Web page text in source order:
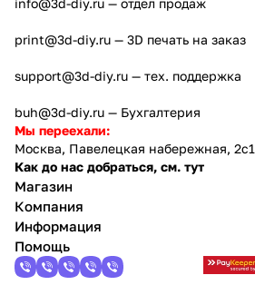
info@3d-diy.ru — отдел продаж
print@3d-diy.ru — 3D печать на заказ
support@3d-diy.ru — тех. поддержка
buh@3d-diy.ru — Бухгалтерия
Мы переехали:
Москва, Павелецкая набережная, 2с1
Как до нас добраться, см. тут
Магазин
Компания
Информация
Помощь